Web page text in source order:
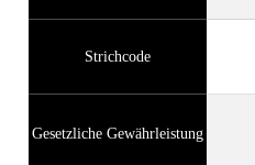
Strichcode
Gesetzliche Gewährleistung